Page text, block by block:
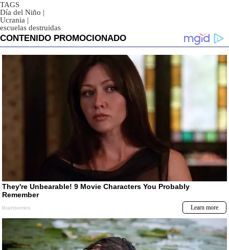
TAGS
Día del Niño |
Ucrania |
escuelas destruidas